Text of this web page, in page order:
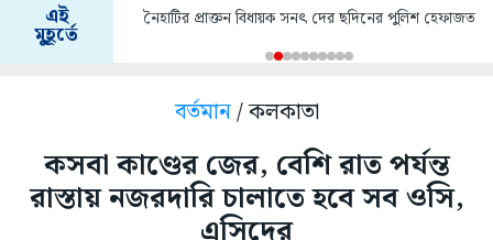
এই
মুহূর্তে
নৈহাটির প্রাক্তন বিধায়ক সনৎ দের ছদিনের পুলিশ হেফাজত
বর্তমান/ কলকাতা
কসবা কাণ্ডের জের, বেশি রাত পর্যন্ত
রাস্তায় নজরদারি চালাতে হবে সব ওসি,